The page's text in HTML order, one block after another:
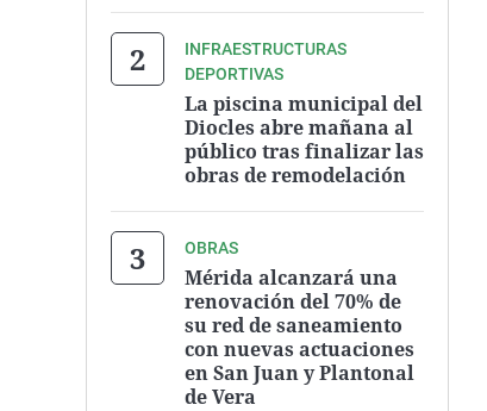
INFRAESTRUCTURAS
DEPORTIVAS
La piscina municipal del
Diocles abre mañana al
público tras finalizar las
obras de remodelación
OBRAS
Mérida alcanzará una
renovación del 70% de
su red de saneamiento
con nuevas actuaciones
en San Juan y Plantonal
de Vera